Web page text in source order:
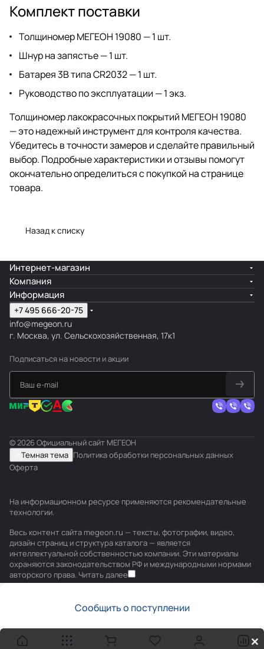
Комплект поставки
Толщиномер МЕГЕОН 19080 — 1 шт.
Шнур на запястье — 1 шт.
Батарея 3В типа CR2032 — 1 шт.
Руководство по эксплуатации — 1 экз.
Толщиномер лакокрасочных покрытий МЕГЕОН 19080
— это надежный инструмент для контроля качества.
Убедитесь в точности замеров и сделайте правильный
выбор. Подробные характеристики и отзывы помогут
окончательно определиться с покупкой на странице
товара.
Назад к списку
Сообщить о поступлении
Интернет-магазин
Компания
Информация
+7 495 666-20-75
info@megeon.ru
г. Москва, ул. Сельскохозяйственная, 17к1
Подписаться на новости и акции
© 2026 Официальный сайт МЕГЕОН
Темная тема Политика обработки персональных данных
Оферта
На информационном ресурсе применяются рекомендательные
технологии.
Весь контент сайта megeon.ru — тексты, фотографии, видео,
дизайн страниц и структура каталога — является
интеллектуальной собственностью компании. Эти материалы
охраняются законодательством РФ и международными нормами
авторского права. Читать далее